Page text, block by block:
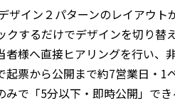
ザイン２パターンのレイアウ
クするだけでデザインを切り替
者様へ直接ヒアリングを行い、
起票から公開まで約7営業日・
で「5分以下・即時公開」でき